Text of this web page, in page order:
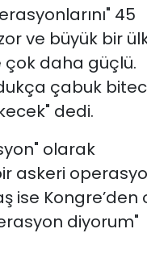
45
ve büyük bir
çok daha güçlü.
çabuk
dedi.
olarak
askeri
ise Kongre’den
diyorum"